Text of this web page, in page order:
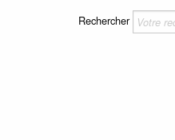
Rechercher